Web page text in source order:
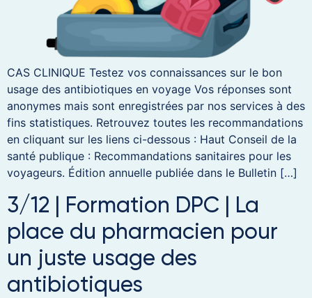
CAS CLINIQUE Testez vos connaissances sur le bon
usage des antibiotiques en voyage Vos réponses sont
anonymes mais sont enregistrées par nos services à des
fins statistiques. Retrouvez toutes les recommandations
en cliquant sur les liens ci-dessous : Haut Conseil de la
santé publique : Recommandations sanitaires pour les
voyageurs. Édition annuelle publiée dans le Bulletin […]
3/12 | Formation DPC | La
place du pharmacien pour
un juste usage des
antibiotiques